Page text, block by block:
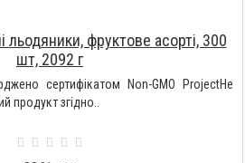
льодяники, фруктове асорті, 300
шт, 2092 г
сертифікатом Non-GMO ProjectНе
продукт згідно..